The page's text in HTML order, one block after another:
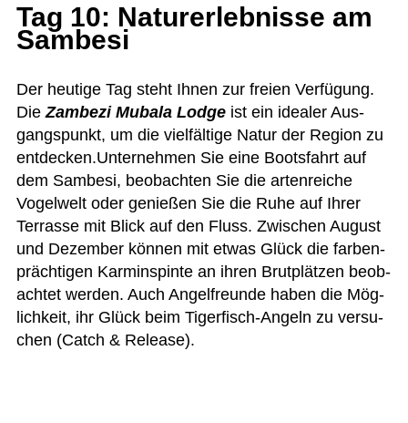
Tag 10: Naturerlebnisse am
Sambesi
Der heu­tige Tag steht Ihnen zur freien Ver­fü­gung.
DieZam­bezi Mubala Lodge ist ein idea­ler Aus­
gangs­punkt, um die viel­fäl­tige Natur der Region zu
entdecken.Unternehmen Sie eine Boots­fahrt auf
dem Sam­besi, beob­ach­ten Sie die arten­rei­che
Vogel­welt oder genie­ßen Sie die Ruhe auf Ihrer
Ter­rasse mit Blick auf den Fluss. Zwi­schen August
und Dezem­ber kön­nen mit etwas Glück die far­ben­
präch­ti­gen Kar­min­spinte an ihren Brut­plät­zen beob­
ach­tet wer­den. Auch Angel­freunde haben die Mög­
lich­keit, ihr Glück beim Tiger­fisch-Angeln zu ver­su­
chen (Catch & Release).